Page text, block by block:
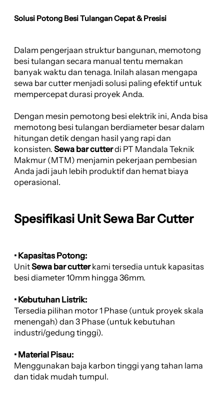
Solusi Potong Besi Tulangan Cepat & Presisi
Dalam pengerjaan struktur bangunan, memotong
besi tulangan secara manual tentu memakan
banyak waktu dan tenaga. Inilah alasan mengapa
sewa bar cutter menjadi solusi paling efektif untuk
mempercepat durasi proyek Anda.
Dengan mesin pemotong besi elektrik ini, Anda bisa
memotong besi tulangan berdiameter besar dalam
hitungan detik dengan hasil yang rapi dan
konsisten. Sewa bar cutterdi PT Mandala Teknik
Makmur (MTM) menjamin pekerjaan pembesian
Anda jadi jauh lebih produktif dan hemat biaya
operasional.
Spesifikasi Unit Sewa Bar Cutter
• Kapasitas Potong:
UnitSewa bar cutterkami tersedia untuk kapasitas
besi diameter 10mm hingga 36mm.
• Kebutuhan Listrik:
Tersedia pilihan motor 1 Phase (untuk proyek skala
menengah) dan 3 Phase (untuk kebutuhan
industri/gedung tinggi).
• Material Pisau:
Menggunakan baja karbon tinggi yang tahan lama
dan tidak mudah tumpul.